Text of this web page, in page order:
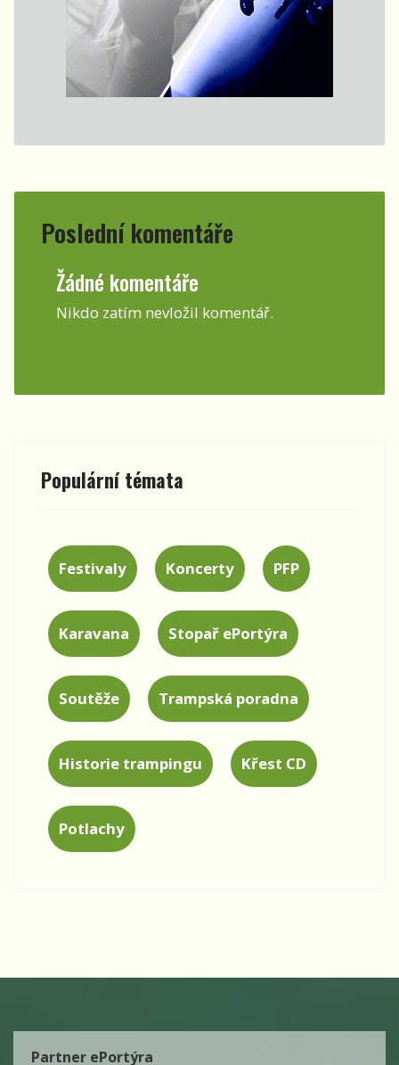
Poslední komentáře
Žádné komentáře
Nikdo zatím nevložil komentář.
Populární témata
Festivaly Koncerty PFP
Karavana Stopař ePortýra
Soutěže Trampská poradna
Historie trampingu Křest CD
Potlachy
Partner ePortýra